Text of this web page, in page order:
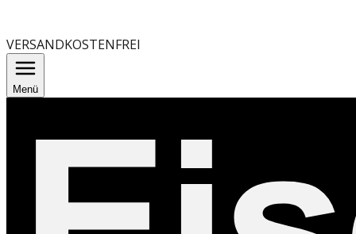
VERSANDKOSTENFREI
Menü